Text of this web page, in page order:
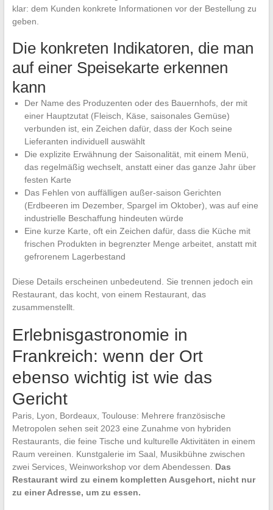
klar: dem Kunden konkrete Informationen vor der Bestellung zu
geben.
Die konkreten Indikatoren, die man
auf einer Speisekarte erkennen
kann
Der Name des Produzenten oder des Bauernhofs, der mit
einer Hauptzutat (Fleisch, Käse, saisonales Gemüse)
verbunden ist, ein Zeichen dafür, dass der Koch seine
Lieferanten individuell auswählt
Die explizite Erwähnung der Saisonalität, mit einem Menü,
das regelmäßig wechselt, anstatt einer das ganze Jahr über
festen Karte
Das Fehlen von auffälligen außer-saison Gerichten
(Erdbeeren im Dezember, Spargel im Oktober), was auf eine
industrielle Beschaffung hindeuten würde
Eine kurze Karte, oft ein Zeichen dafür, dass die Küche mit
frischen Produkten in begrenzter Menge arbeitet, anstatt mit
gefrorenem Lagerbestand
Diese Details erscheinen unbedeutend. Sie trennen jedoch ein
Restaurant, das kocht, von einem Restaurant, das
zusammenstellt.
Erlebnisgastronomie in
Frankreich: wenn der Ort
ebenso wichtig ist wie das
Gericht
Paris, Lyon, Bordeaux, Toulouse: Mehrere französische
Metropolen sehen seit 2023 eine Zunahme von hybriden
Restaurants, die feine Tische und kulturelle Aktivitäten in einem
Raum vereinen. Kunstgalerie im Saal, Musikbühne zwischen
zwei Services, Weinworkshop vor dem Abendessen. Das
Restaurant wird zu einem kompletten Ausgehort, nicht nur
zu einer Adresse, um zu essen.